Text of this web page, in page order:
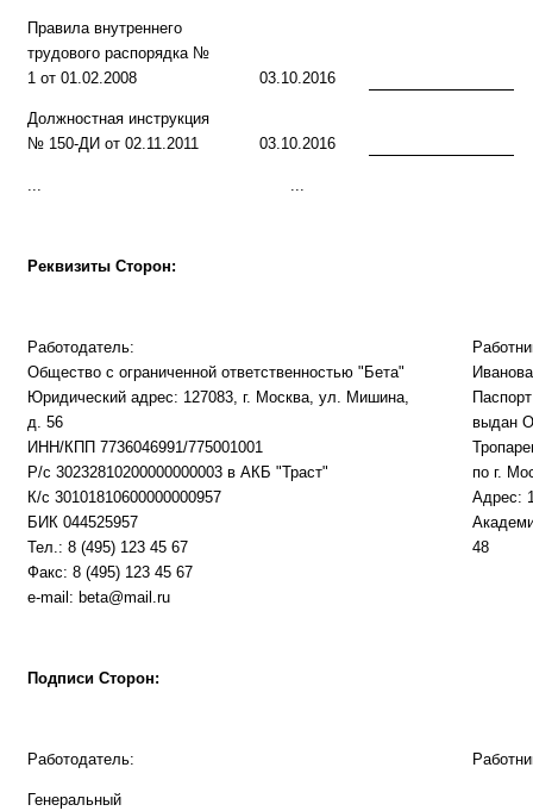
Правила внутреннего
трудового распорядка №
1 от 01.02.2008
03.10.2016
Должностная инструкция
№ 150-ДИ от 02.11.2011
03.10.2016
Реквизиты Сторон:
Работодатель:
Общество с ограниченной ответственностью "Бета"
Юридический адрес: 127083, г. Москва, ул. Мишина,
д. 56
ИНН/КПП7736046991/775001001
Р/с30232810200000000003 вАКБ "Траст"
К/с30101810600000000957
БИК044525957
Тел.:8 (495) 123 45 67
Факс:8 (495) 123 45 67
e-mail : beta@mail.ru
выдан
по г.
Адрес:
48
Подписи Сторон:
Работодатель:
Генеральный